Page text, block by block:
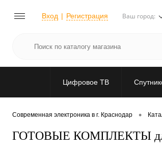
Вход Регистрация Ваш город:
Цифровое ТВ
Современная электроника в г. Краснодар •
ГОТОВЫЕ КОМПЛЕКТЫ для